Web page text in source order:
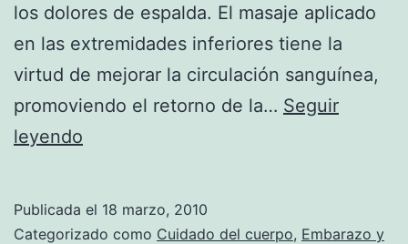
los dolores de espalda. El masaje aplicado
en las extremidades inferiores tiene la
virtud de mejorar la circulación sanguínea,
promoviendo el retorno de la… Seguir
leyendo
los
Publicada el 18 marzo, 2010
Categorizado como Cuidado del cuerpo, Embarazo y